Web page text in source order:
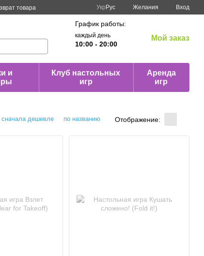
товара
Укр Рус Желания Вход
График работы:
каждый день
10:00 - 20:00
Мой заказ
и
Клуб настольных
игр
Аренда
игр
сначала дешевле по названию Отображение: